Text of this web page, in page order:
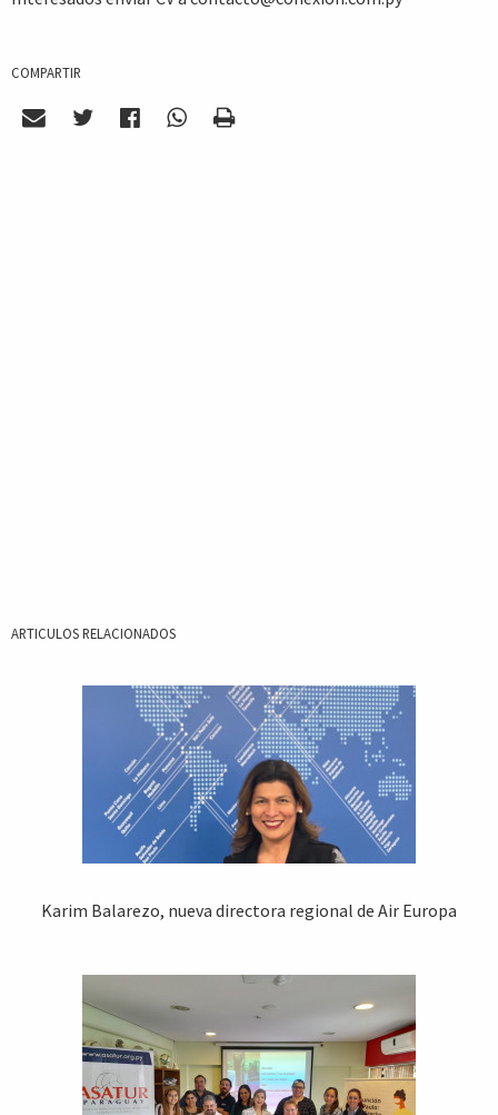
COMPARTIR
ARTICULOS RELACIONADOS
Karim Balarezo, nueva directora regional de Air Europa